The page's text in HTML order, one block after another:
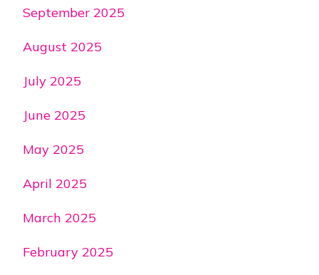
September 2025
August 2025
July 2025
June 2025
May 2025
April 2025
March 2025
February 2025